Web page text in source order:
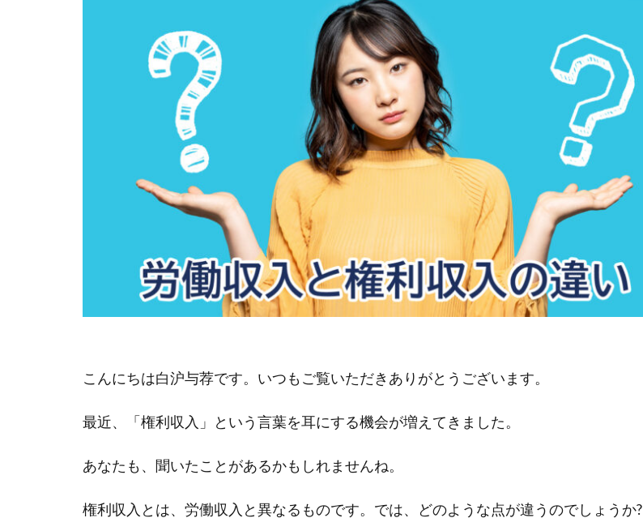
こんにちは白沪与荐です。いつもご覧いただきありがとうございます。
最近、「権利収入」という言葉を耳にする機会が増えてきました。
あなたも、聞いたことがあるかもしれませんね。
権利収入とは、労働収入と異なるものです。では、どのような点が違うのでしょうか?